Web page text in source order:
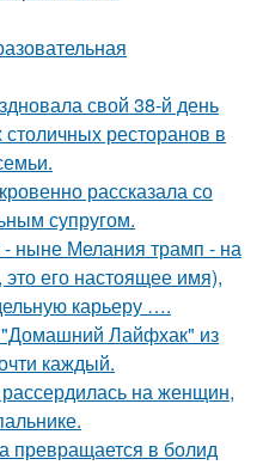
свой 38-й день
ресторанов в
рассказала со
супругом.
ныне Мелания трамп - на
его настоящее имя),
карьеру ….
"Домашний Лайфхак" из
каждый.
на женщин,
превращается в болид